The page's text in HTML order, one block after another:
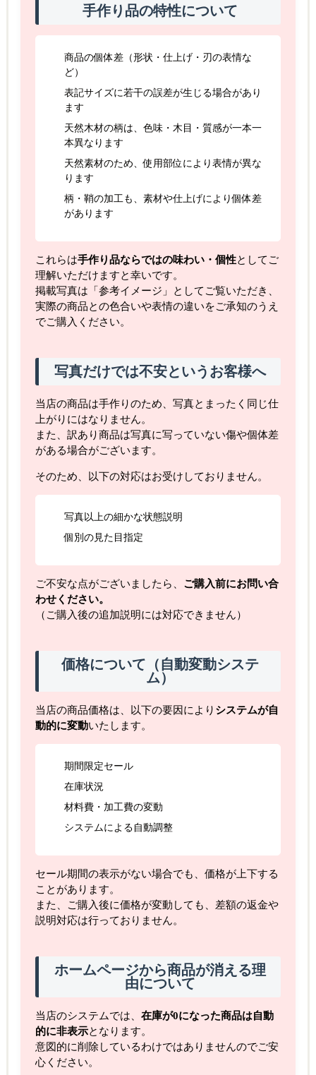
手作り品の特性について
商品の個体差（形状・仕上げ・刃の表情な
ど）
表記サイズに若干の誤差が生じる場合があり
ます
天然木材の柄は、色味・木目・質感が一本一
本異なります
天然素材のため、使用部位により表情が異な
ります
柄・鞘の加工も、素材や仕上げにより個体差
があります
これらは手作り品ならではの味わい・個性としてご
理解いただけますと幸いです。
掲載写真は「参考イメージ」としてご覧いただき、
実際の商品との色合いや表情の違いをご承知のうえ
でご購入ください。
写真だけでは不安というお客様へ
当店の商品は手作りのため、写真とまったく同じ仕
上がりにはなりません。
また、訳あり商品は写真に写っていない傷や個体差
がある場合がございます。
そのため、以下の対応はお受けしておりません。
写真以上の細かな状態説明
個別の見た目指定
ご不安な点がございましたら、 ご購入前にお問い合
わせください。
（ご購入後の追加説明には対応できません）
価格について（自動変動システ
ム）
当店の商品価格は、以下の要因により システムが自
動的に変動いたします。
期間限定セール
在庫状況
材料費・加工費の変動
システムによる自動調整
セール期間の表示がない場合でも、価格が上下する
ことがあります。
また、ご購入後に価格が変動しても、差額の返金や
説明対応は行っておりません。
ホームページから商品が消える理
由について
当店のシステムでは、 在庫が0になった商品は自動
的に非表示となります。
意図的に削除しているわけではありませんのでご安
心ください。